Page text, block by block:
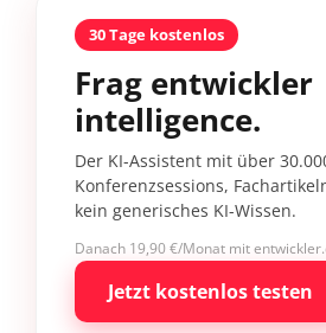
30 Tage kostenlos
Frag entwickler
intelligence.
Der KI-Assistent mit über
Konferenzsessions,
kein generisches KI-Wissen.
Danach 19,90 €/Monat mit
Jetzt kostenlos testen